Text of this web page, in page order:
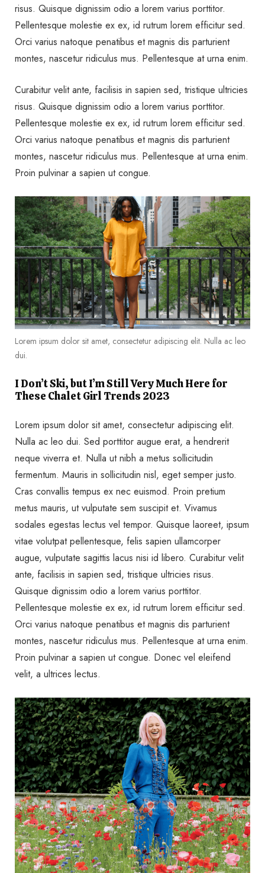
risus. Quisque dignissim odio a lorem varius porttitor.
Pellentesque molestie ex ex, id rutrum lorem efficitur sed.
Orci varius natoque penatibus et magnis dis parturient
montes, nascetur ridiculus mus. Pellentesque at urna enim.
Curabitur velit ante, facilisis in sapien sed, tristique ultricies
risus. Quisque dignissim odio a lorem varius porttitor.
Pellentesque molestie ex ex, id rutrum lorem efficitur sed.
Orci varius natoque penatibus et magnis dis parturient
montes, nascetur ridiculus mus. Pellentesque at urna enim.
Proin pulvinar a sapien ut congue.
Lorem ipsum dolor sit amet, consectetur adipiscing elit. Nulla ac leo
dui.
I Don’t Ski, but I’m Still Very Much Here for
These Chalet Girl Trends 2023
Lorem ipsum dolor sit amet, consectetur adipiscing elit.
Nulla ac leo dui. Sed porttitor augue erat, a hendrerit
neque viverra et. Nulla ut nibh a metus sollicitudin
fermentum. Mauris in sollicitudin nisl, eget semper justo.
Cras convallis tempus ex nec euismod. Proin pretium
metus mauris, ut vulputate sem suscipit et. Vivamus
sodales egestas lectus vel tempor. Quisque laoreet, ipsum
vitae volutpat pellentesque, felis sapien ullamcorper
augue, vulputate sagittis lacus nisi id libero. Curabitur velit
ante, facilisis in sapien sed, tristique ultricies risus.
Quisque dignissim odio a lorem varius porttitor.
Pellentesque molestie ex ex, id rutrum lorem efficitur sed.
Orci varius natoque penatibus et magnis dis parturient
montes, nascetur ridiculus mus. Pellentesque at urna enim.
Proin pulvinar a sapien ut congue. Donec vel eleifend
velit, a ultrices lectus.